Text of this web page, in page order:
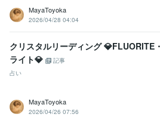
MayaToyoka
2026/04/28 04:04
クリスタルリーディング 💎FLUORITE
ライト💎
記事
占い
MayaToyoka
2026/04/26 07:56